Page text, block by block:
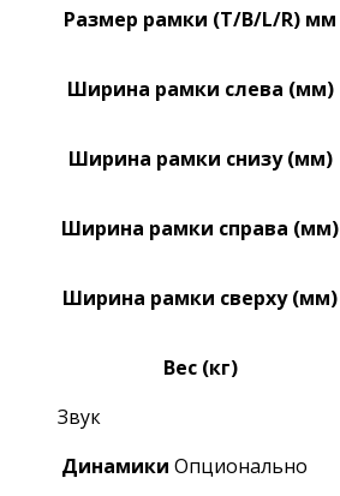
Размер рамки (T/B/L/R) мм
Ширина рамки слева (мм)
Ширина рамки снизу (мм)
Ширина рамки справа (мм)
Ширина рамки сверху (мм)
Вес (кг)
Звук
Динамики Опционально